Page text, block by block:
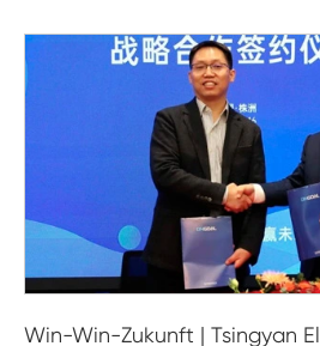
Win-Win-Zukunft | Tsingyan